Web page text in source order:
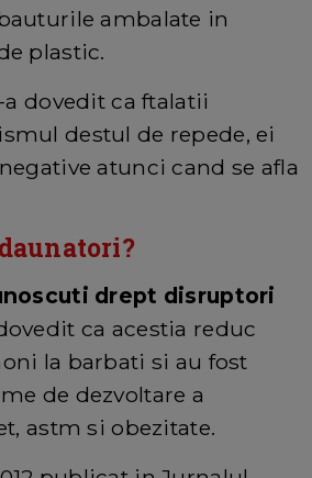
ambalate in
plastic.
a dovedit ca ftalatii
destul de repede, ei
atunci cand se afla
drept disruptori
ca acestia reduc
la barbati si au fost
de dezvoltare a
astm si obezitate.